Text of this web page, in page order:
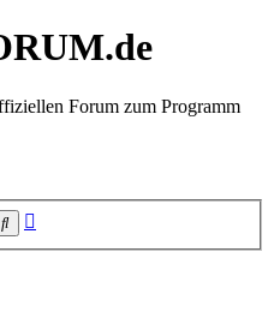
Forum zum Programm
Suche